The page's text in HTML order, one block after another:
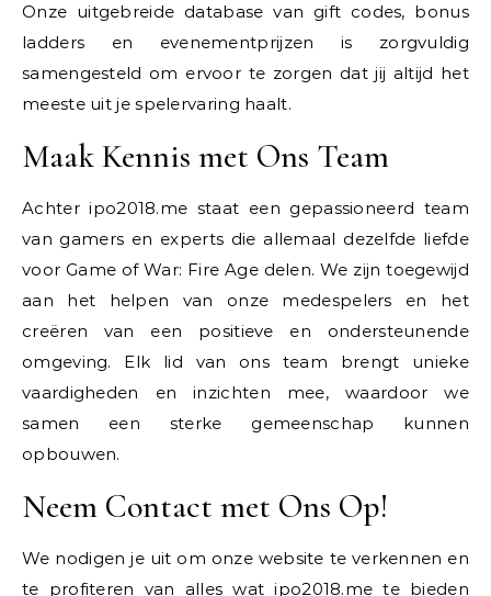
Onze uitgebreide database van gift codes, bonus
ladders en evenementprijzen is zorgvuldig
samengesteld om ervoor te zorgen dat jij altijd het
meeste uit je spelervaring haalt.
Maak Kennis met Ons Team
Achter ipo2018.me staat een gepassioneerd team
van gamers en experts die allemaal dezelfde liefde
voor Game of War: Fire Age delen. We zijn toegewijd
aan het helpen van onze medespelers en het
creëren van een positieve en ondersteunende
omgeving. Elk lid van ons team brengt unieke
vaardigheden en inzichten mee, waardoor we
samen een sterke gemeenschap kunnen
opbouwen.
Neem Contact met Ons Op!
We nodigen je uit om onze website te verkennen en
te profiteren van alles wat ipo2018.me te bieden